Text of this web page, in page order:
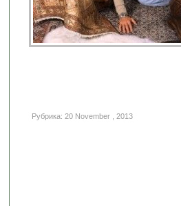
Рубрика: 20 November , 2013